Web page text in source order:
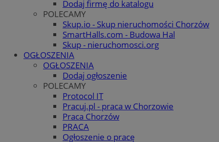
Dodaj firmę do katalogu
POLECAMY
Skup.io - Skup nieruchomości Chorzów
SmartHalls.com - Budowa Hal
Skup - nieruchomosci.org
OGŁOSZENIA
OGŁOSZENIA
Dodaj ogłoszenie
POLECAMY
Protocol IT
Pracuj.pl - praca w Chorzowie
Praca Chorzów
PRACA
Ogłoszenie o pracę